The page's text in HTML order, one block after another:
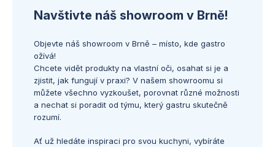
Navštivte náš showroom v Brně!
Objevte náš showroom v Brně – místo, kde gastro
ožívá!
Chcete vidět produkty na vlastní oči, osahat si je a
zjistit, jak fungují v praxi? V našem showroomu si
můžete všechno vyzkoušet, porovnat různé možnosti
a nechat si poradit od týmu, který gastru skutečně
rozumí.
Ať už hledáte inspiraci pro svou kuchyni, vybíráte